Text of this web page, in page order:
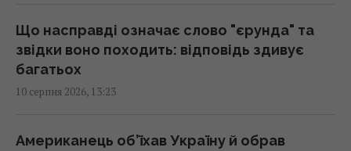
14:12 понеділок, 10 серпня 2026
У Болгарії пролунав потужний вибух на
заводі боєприпасів: евакуйовано сотні
14:01 понеділок, 10 серпня 2026
Що насправді означає слово "єрунда" та
звідки воно походить: відповідь здивує
багатьох
10 серпня 2026, 13:23
Американець об’їхав Україну й обрав